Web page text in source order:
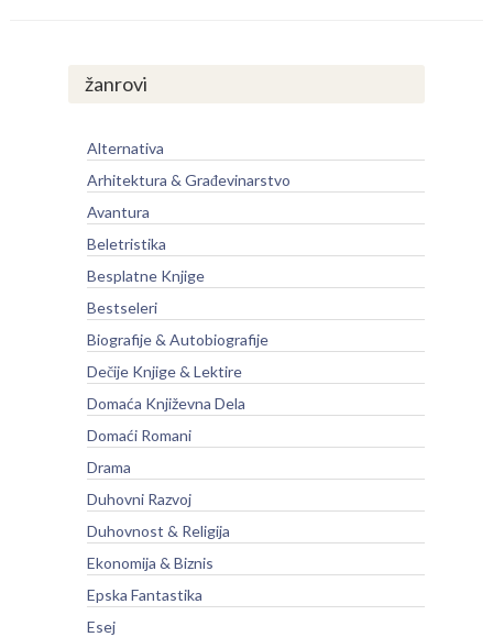
žanrovi
Alternativa
Arhitektura & Građevinarstvo
Avantura
Beletristika
Besplatne Knjige
Bestseleri
Biografije & Autobiografije
Dečije Knjige & Lektire
Domaća Književna Dela
Domaći Romani
Drama
Duhovni Razvoj
Duhovnost & Religija
Ekonomija & Biznis
Epska Fantastika
Esej